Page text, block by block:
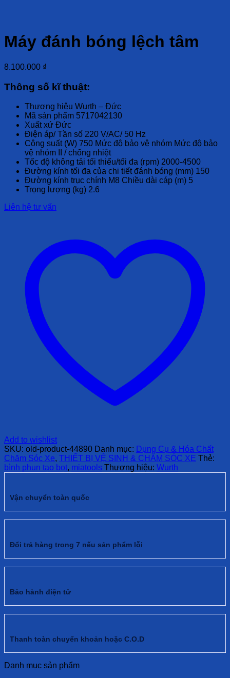
Máy đánh bóng lệch tâm
8.100.000 ₫
Thông số kĩ thuật:
Thương hiệu Wurth – Đức
Mã sản phẩm 5717042130
Xuất xứ Đức
Điện áp/ Tần số 220 V/AC/ 50 Hz
Công suất (W) 750 Mức độ bảo vệ nhóm Mức độ bảo
vệ nhóm II / chống nhiệt
Tốc độ không tải tối thiểu/tối đa (rpm) 2000-4500
Đường kính tối đa của chi tiết đánh bóng (mm) 150
Đường kính trục chính M8 Chiều dài cáp (m) 5
Trọng lượng (kg) 2.6
Liên hệ tư vấn
Add to wishlist
SKU: old-product-44890 Danh mục: Dụng Cụ & Hóa Chất
Chăm Sóc Xe, THIẾT BỊ VỆ SINH & CHĂM SÓC XE Thẻ:
bình phun tạo bọt, miatools Thương hiệu: Wurth
Vận chuyển toàn quốc
Đổi trả hàng trong 7 nếu sản phẩm lỗi
Bảo hành điện tử
Thanh toàn chuyển khoản hoặc C.O.D
Danh mục sản phẩm